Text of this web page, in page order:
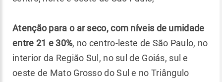
Atenção para o ar seco, com níveis de umidade
entre 21 e 30%, no centro-leste de São Paulo, no
interior da Região Sul, no sul de Goiás, sul e
oeste de Mato Grosso do Sul e no Triângulo